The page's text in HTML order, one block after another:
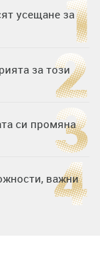
усещане за
за този
си промяна
важни